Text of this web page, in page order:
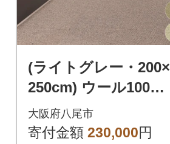
(ライトグレー・200×
250cm) ウール100%
ラグ 有色羊毛使用(T1
12)
大阪府八尾市
寄付金額 230,000円